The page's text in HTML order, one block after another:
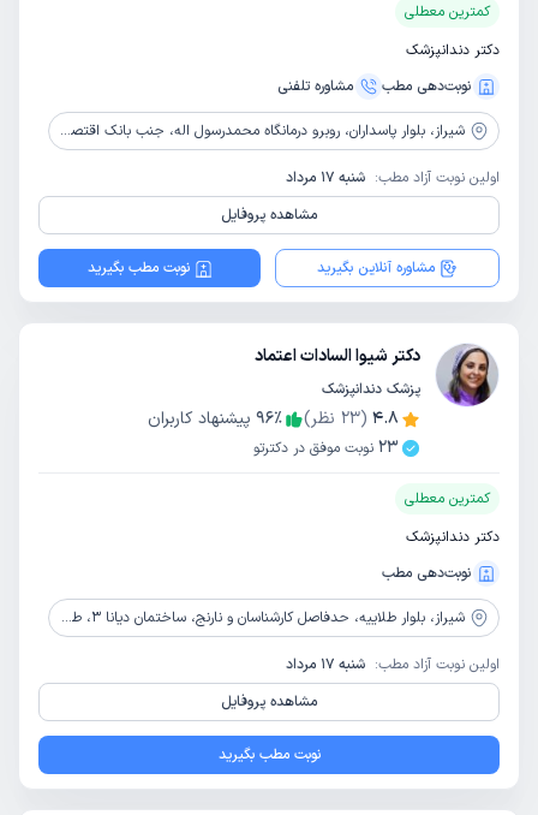
کمترین معطلی
دکتر دندانپزشک
نوبت‌دهی مطب
مشاوره‌ تلفنی
شیراز، بلوار پاسداران، روبرو درمانگاه محمدرسول اله، جنب بانک اقتصادنوین، ساختمان وزرا، طبقه 4
اولین نوبت آزاد مطب: شنبه 17 مرداد
مشاهده پروفایل
مشاوره آنلاین بگیرید نوبت مطب بگیرید
دکتر شیوا السادات اعتماد
پزشک دندانپزشک
4.8
(
23 نظر) 96٪
پیشنهاد کاربران
23 نوبت موفق در دکترتو
کمترین معطلی
دکتر دندانپزشک
نوبت‌دهی مطب
شیراز، بلوار طلاییه، حدفاصل کارشناسان و نارنج، ساختمان دیانا 3، طبقه همکف
اولین نوبت آزاد مطب: شنبه 17 مرداد
مشاهده پروفایل
نوبت مطب بگیرید